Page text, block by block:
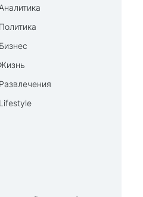
Аналитика
Политика
Бизнес
Жизнь
Развлечения
Lifestyle